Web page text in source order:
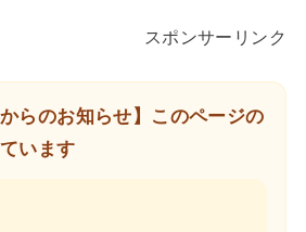
スポンサーリンク
からのお知らせ】このページの
います